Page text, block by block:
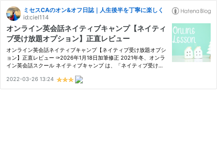
ミセスCAのオン&オフ日誌｜人生後半を丁寧に楽しく
id:ciel114
オンライン英会話ネイティブキャンプ【ネイティ
ブ受け放題オプション】正直レビュー
オンライン英会話ネイティブキャンプ【ネイティブ受け放題オプシ
ョン】正直レビュー ✑2026年1月18日加筆修正 2021年冬、オンラ
イン英会話スクール ネイティブキャンプ は、「ネイティブ受け放
ーストラリア人・ニュージーランド人など。 英語を母語とする講
師…
2022-03-26 13:24